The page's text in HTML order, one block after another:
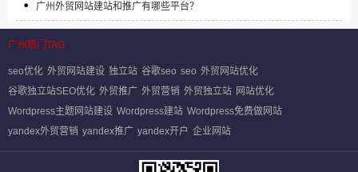
广州外贸网站建站和推广有哪些平台？
广州热门TAG
seo优化 外贸网站建设 独立站 谷歌seo seo 外贸网站优化
谷歌独立站SEO优化 外贸推广 外贸营销 外贸独立站 网站优化
Wordpress主题网站建设 Wordpress建站 Wordpress免费做网站
yandex外贸营销 yandex推广 yandex开户 企业网站